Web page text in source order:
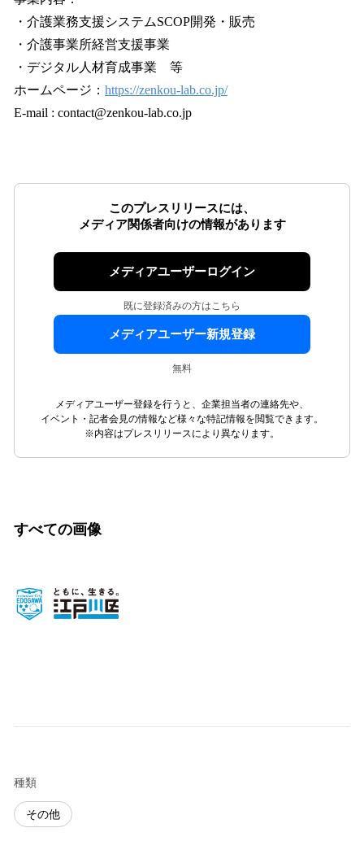
・介護業務支援システムSCOP開発・販売
・介護事業所経営支援事業
・デジタル人材育成事業 等
ホームページ： https://zenkou-lab.co.jp/
E-mail : contact@zenkou-lab.co.jp
このプレスリリースには、
メディア関係者向けの情報があります
メディアユーザーログイン
既に登録済みの方はこちら
メディアユーザー新規登録
無料
メディアユーザー登録を行うと、企業担当者の連絡先や、
イベント・記者会見の情報など様々な特記情報を閲覧できます。
※内容はプレスリリースにより異なります。
すべての画像
種類
その他